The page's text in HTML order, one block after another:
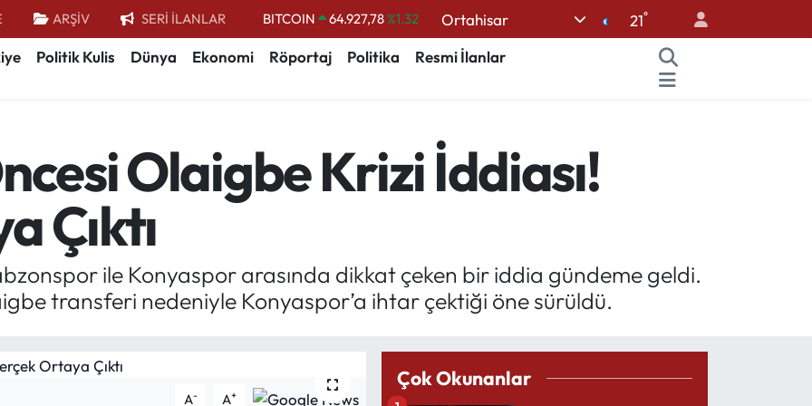
ARŞİV SERİ İLANLAR BITCOIN 64.927,78%1.32
DOLAR
47,5894%0.08
GRAM ALTIN
6527.85
%0.54
BİST100
13.703 %11
Ortahisar 21°
Politik Kulis Dünya Ekonomi Röportaj Politika
Resmi İlanlar
Olaigbe Krizi İddiası!
Çıktı
ile Konyaspor arasında dikkat çeken bir iddia gündeme geldi.
transferi nedeniyle Konyaspor’a ihtar çektiği öne sürüldü.
A- A+
Çok Okunanlar